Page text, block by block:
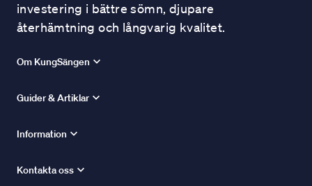
investering i bättre sömn, djupare
återhämtning och långvarig kvalitet.
Om KungSängen
Guider & Artiklar
Information
Kontakta oss